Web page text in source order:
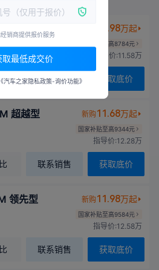
领先型 10.98万起
国家补贴至高8784元
指导价:11.58万
联系销售 获取底价
超越型 新购 11.68万起
国家补贴至高9344元
指导价:12.28万
联系销售 获取底价
领先型 新购 11.98万起
国家补贴至高9584元
指导价:12.58万
联系销售 获取底价
销商提供报价服务
取最低成交价
《汽车之家隐私政策-询价功能》